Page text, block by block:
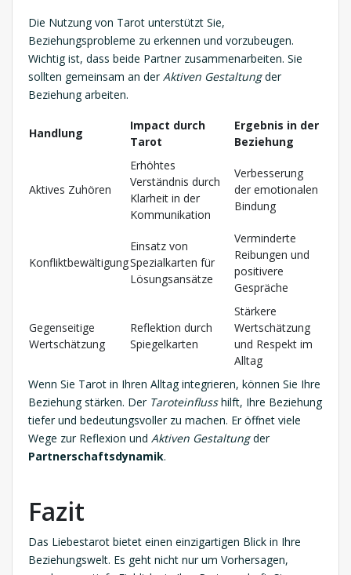
Die Nutzung von Tarot unterstützt Sie,
Beziehungsprobleme zu erkennen und vorzubeugen.
Wichtig ist, dass beide Partner zusammenarbeiten. Sie
sollten gemeinsam an derAktiven Gestaltungder
Beziehung arbeiten.
Handlung
Impact durch
Tarot
Ergebnis in der
Beziehung
Aktives Zuhören
Erhöhtes
Verständnis durch
Klarheit in der
Kommunikation
Verbesserung
der emotionalen
Bindung
Konfliktbewältigung
Einsatz von
Spezialkarten für
Lösungsansätze
Verminderte
Reibungen und
positivere
Gespräche
Gegenseitige
Wertschätzung
Reflektion durch
Spiegelkarten
Stärkere
Wertschätzung
und Respekt im
Alltag
Wenn Sie Tarot in Ihren Alltag integrieren, können Sie Ihre
Beziehung stärken. Der Taroteinflusshilft, Ihre Beziehung
tiefer und bedeutungsvoller zu machen. Er öffnet viele
Wege zur Reflexion und Aktiven Gestaltungder
Partnerschaftsdynamik.
Fazit
Das Liebestarot bietet einen einzigartigen Blick in Ihre
Beziehungswelt. Es geht nicht nur um Vorhersagen,